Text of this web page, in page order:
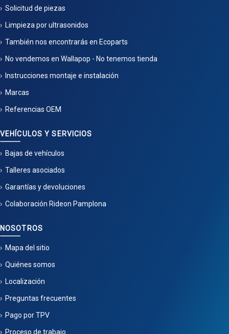
Solicitud de piezas
Limpieza por ultrasonidos
También nos encontrarás en Ecoparts
No vendemos en Wallapop - No tenemos tienda
Instrucciones montaje e instalación
Marcas
Referencias OEM
VEHÍCULOS Y SERVICIOS
Bajas de vehículos
Talleres asociados
Garantías y devoluciones
Colaboración Rideon Pamplona
NOSOTROS
Mapa del sitio
Quiénes somos
Localización
Preguntas frecuentes
Pago por TPV
Proceso de trabajo